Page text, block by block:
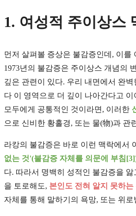
1. 여성적 주이상스
먼저 살펴볼 증상은 불감증인데, 이를
1973년의 불감증은 주이상스 개념의
깊은 관련이 있다. 우리 내면에서 완
다 이 영역으로 더 깊이 나아간다고
모두에게 공통적인 것이라면, 이러한
으로 신비한 황홀경, 또는 물(物)과 관
라캉의 불감증은 바로 이런 맥락에서
없는 것'(불감증 자체를 의문에 부침
다. 따라서 명백히 성적인 불감증을
을 토로해도, 본인도 전혀 알지 못하
자체를 통해 말하기의 욕망, 또는 위